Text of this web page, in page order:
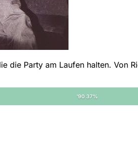
die Party am Laufen halten. Von
'90 37%